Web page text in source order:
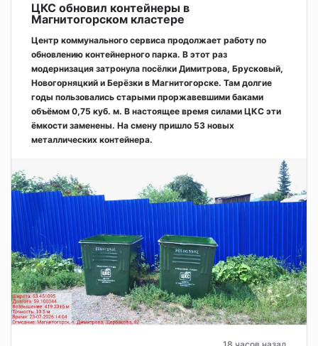
ЦКС обновил контейнеры в
Магнитогорском кластере
Центр коммунального сервиса продолжает работу по
обновлению контейнерного парка. В этот раз
модернизация затронула посёлки Димитрова, Брусковый,
Новогорняцкий и Берёзки в Магнитогорске. Там долгие
годы пользовались старыми проржавевшими баками
объёмом 0,75 куб. м. В настоящее время силами ЦКС эти
ёмкости заменены. На смену пришло 53 новых
металлических контейнера.